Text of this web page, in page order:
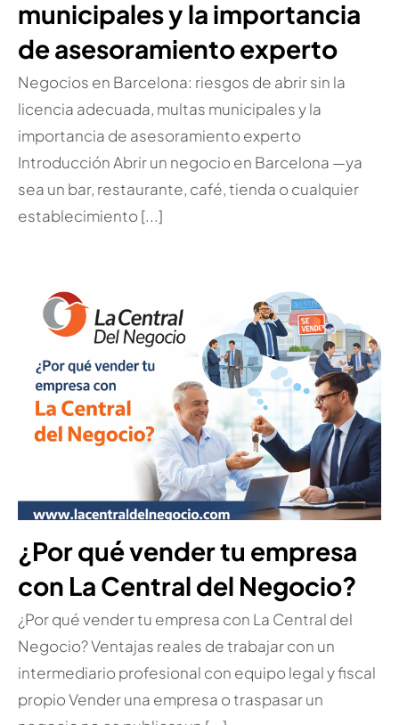
municipales y la importancia
de asesoramiento experto
Negocios en Barcelona: riesgos de abrir sin la
licencia adecuada, multas municipales y la
importancia de asesoramiento experto
Introducción Abrir un negocio en Barcelona —ya
sea un bar, restaurante, café, tienda o cualquier
establecimiento [...]
¿Por qué vender tu empresa
con La Central del Negocio?
¿Por qué vender tu empresa con La Central del
Negocio? Ventajas reales de trabajar con un
intermediario profesional con equipo legal y fiscal
propio Vender una empresa o traspasar un